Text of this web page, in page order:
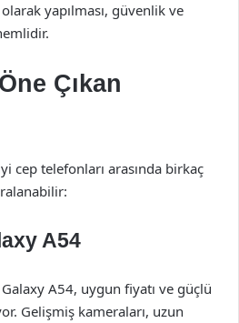
yapılması, güvenlik ve
Çıkan
cep telefonları arasında birkaç
A54
A54, uygun fiyatı ve güçlü
Gelişmiş kameraları, uzun